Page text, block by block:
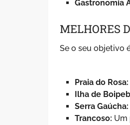
Gastronomia
MELHORES
Se o seu objetivo
Praia do Rosa:
Ilha de
Serra Gaúcha:
Trancoso: Um